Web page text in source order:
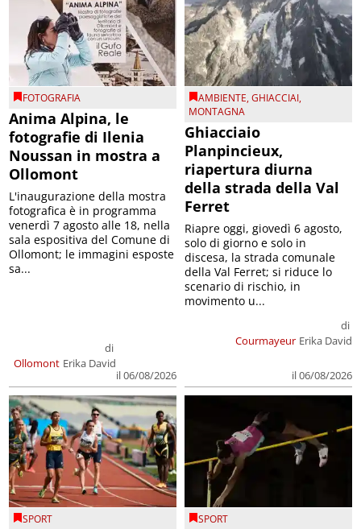
FOTOGRAFIA
Anima Alpina, le
fotografie di Ilenia
Noussan in mostra a
Ollomont
Ollomont
di
Erika David
il 06/08/2026
L'inaugurazione della mostra
fotografica è in programma
venerdì 7 agosto alle 18, nella
sala espositiva del Comune di
Ollomont; le immagini esposte
sa...
AMBIENTE,GHIACCIAI,
MONTAGNA
Ghiacciaio
Planpincieux,
riapertura diurna
della strada della Val
Ferret
Courmayeur
di
Erika David
il 06/08/2026
Riapre oggi, giovedì 6 agosto,
solo di giorno e solo in
discesa, la strada comunale
della Val Ferret; si riduce lo
scenario di rischio, in
movimento u...
SPORT SPORT